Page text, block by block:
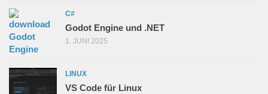
C#
Godot Engine und .NET
1. JUNI 2025
LINUX
VS Code für Linux